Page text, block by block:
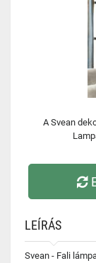
A Svean
LEÍRÁS
Svean - Fali